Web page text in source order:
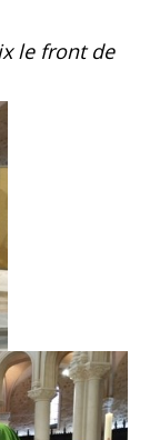
le front de